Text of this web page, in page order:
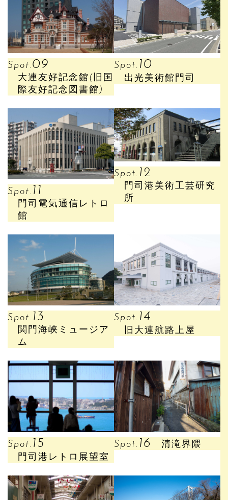
Spot. 09
大連友好記念館(旧国
際友好記念図書館)
Spot. 10
出光美術館門司
Spot. 11
門司電気通信レトロ
館
Spot. 12
門司港美術工芸研究
所
Spot. 13
関門海峡ミュージア
ム
Spot. 14
旧大連航路上屋
Spot. 15
門司港レトロ展望室
Spot. 16 清滝界隈